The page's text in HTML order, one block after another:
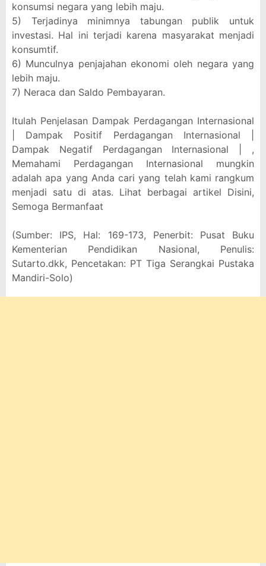
konsumsi negara yang lebih maju.
5) Terjadinya minimnya tabungan publik untuk
investasi. Hal ini terjadi karena masyarakat menjadi
konsumtif.
6) Munculnya penjajahan ekonomi oleh negara yang
lebih maju.
7) Neraca dan Saldo Pembayaran.
Itulah Penjelasan Dampak Perdagangan Internasional
| Dampak Positif Perdagangan Internasional |
Dampak Negatif Perdagangan Internasional | ,
Memahami Perdagangan Internasional mungkin
adalah apa yang Anda cari yang telah kami rangkum
menjadi satu di atas. Lihat berbagai artikel Disini,
Semoga Bermanfaat
(Sumber: IPS, Hal: 169-173, Penerbit: Pusat Buku
Kementerian Pendidikan Nasional, Penulis:
Sutarto.dkk, Pencetakan: PT Tiga Serangkai Pustaka
Mandiri-Solo)